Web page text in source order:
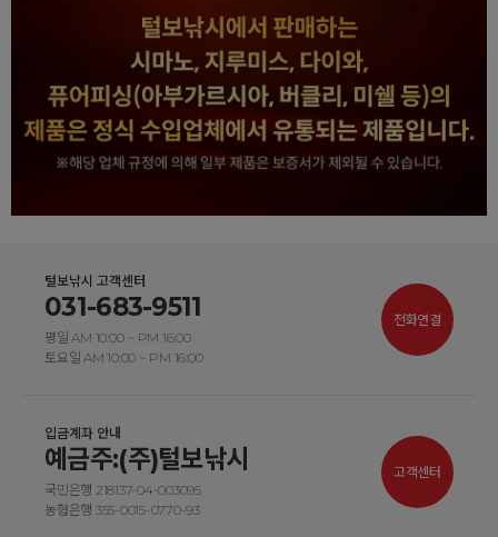
털보낚시 고객센터
031-683-9511
평일 AM 10:00 ~ PM 16:00
토요일 AM 10:00 ~ PM 16:00
전화연결
입금계좌 안내
예금주:(주)털보낚시
국민은행 218137-04-003095
농협은행 355-0015-0770-93
고객센터